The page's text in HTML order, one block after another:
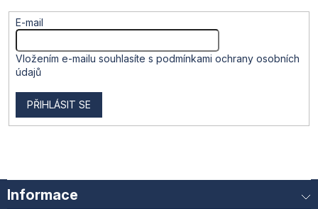
E-mail
Vložením e-mailu souhlasíte s podmínkami ochrany osobních
údajů
PŘIHLÁSIT SE
Informace